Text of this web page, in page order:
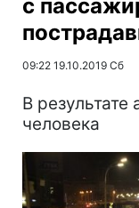
с
09:22 19.10.2019 Сб
В
человека